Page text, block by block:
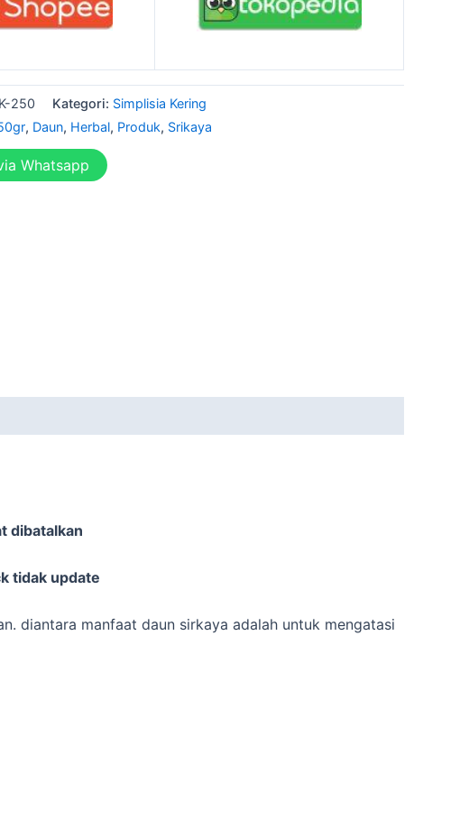
250 Kategori: Simplisia Kering
, Daun, Herbal, Produk, Srikaya
Whatsapp
dibatalkan
tidak update
diantara manfaat daun sirkaya adalah untuk mengatasi